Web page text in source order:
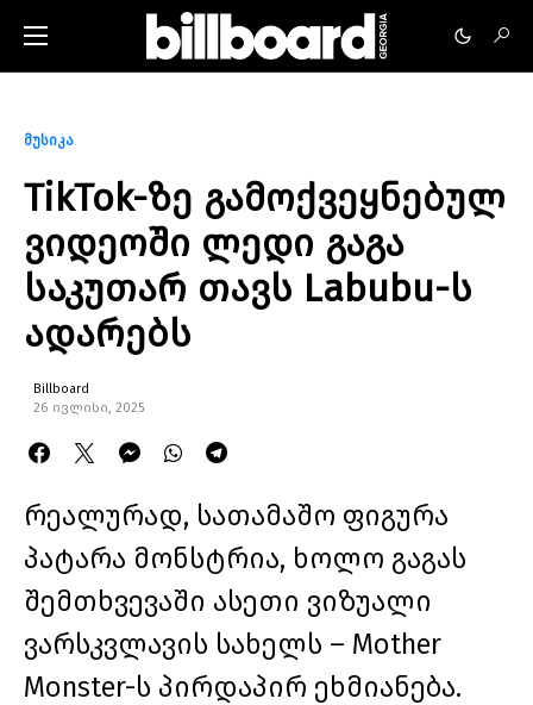
მუსიკა
TikTok-ზე გამოქვეყნებულ
ვიდეოში ლედი გაგა
საკუთარ თავს Labubu-ს
ადარებს
Billboard
26 ივლისი, 2025
რეალურად, სათამაშო ფიგურა
პატარა მონსტრია, ხოლო გაგას
შემთხვევაში ასეთი ვიზუალი
ვარსკვლავის სახელს – Mother
Monster-ს პირდაპირ ეხმიანება.